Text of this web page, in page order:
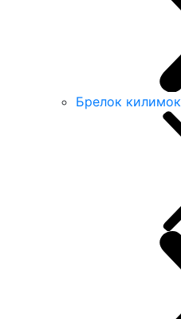
Брелок килимок